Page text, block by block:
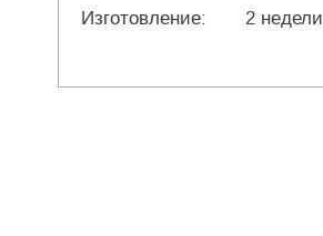
Изготовление:
2 недели